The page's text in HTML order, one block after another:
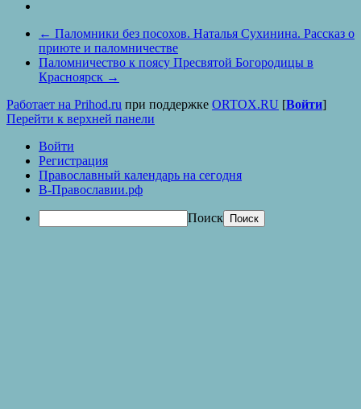
← Паломники без посохов. Наталья Сухинина. Рассказ о
приюте и паломничестве
Паломничество к поясу Пресвятой Богородицы в
Красноярск →
Работает на Prihod.ru при поддержке ORTOX.RU [Войти]
Перейти к верхней панели
Войти
Регистрация
Православный календарь на сегодня
В-Православии.рф
Поиск